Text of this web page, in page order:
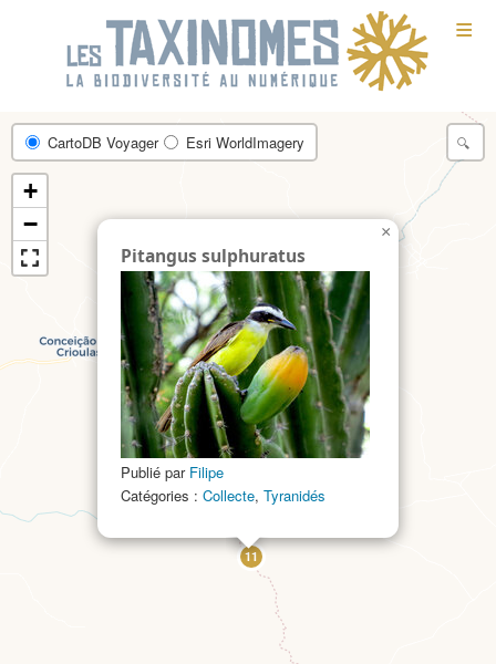
≡
11
Pitangus sulphuratus
Publié par Filipe
Catégories : Collecte, Tyranidés
×
CartoDB Voyager Esri WorldImagery
+
−